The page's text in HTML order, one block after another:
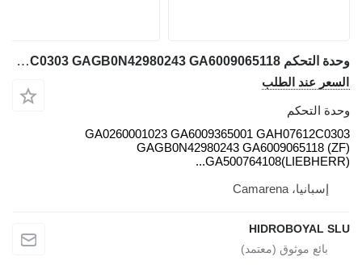
وحدة التحكم Bosch GA0260001023 GA6009365001 GAH07612C0303 GAGB0N42980243 GA6009065118 لـ شاحنة رافعة Liebherr LTM
السعر عند الطلب
وحدة التحكم
GA0260001023 GA6009365001 GAH07612C0303
GAGB0N42980243 GA6009065118 (ZF)
GA500764108(LIEBHERR)...
إسبانيا، Camarena
HIDROBOYAL SLU